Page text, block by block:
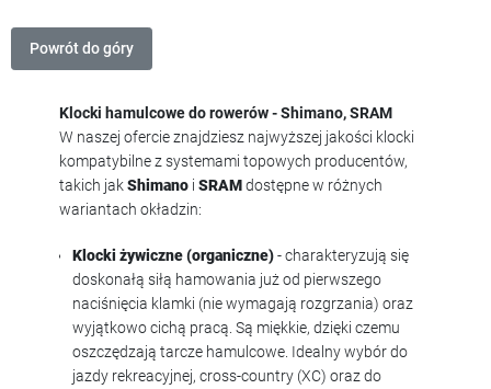
Powrót do góry
Klocki hamulcowe do rowerów - Shimano, SRAM
W naszej ofercie znajdziesz najwyższej jakości klocki
kompatybilne z systemami topowych producentów,
takich jakShimanoi SRAMdostępne w różnych
wariantach okładzin:
Klocki żywiczne (organiczne)- charakteryzują się
doskonałą siłą hamowania już od pierwszego
naciśnięcia klamki (nie wymagają rozgrzania) oraz
wyjątkowo cichą pracą. Są miękkie, dzięki czemu
oszczędzają tarcze hamulcowe. Idealny wybór do
jazdy rekreacyjnej, cross-country (XC) oraz do